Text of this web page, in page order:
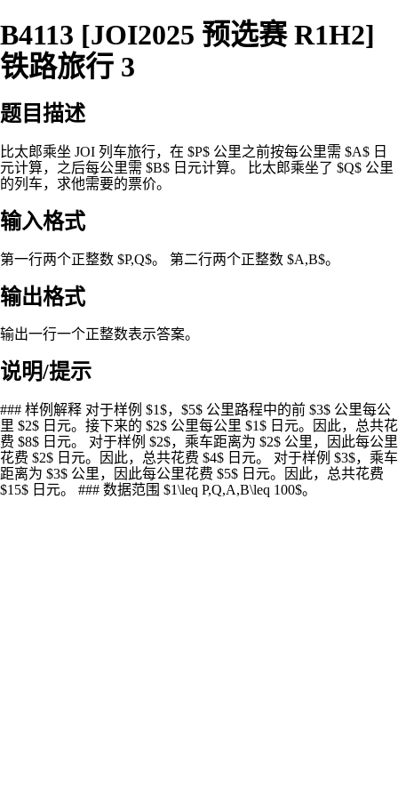
B4113 [JOI2025 预选赛 R1H2]
铁路旅行 3
题目描述
比太郎乘坐 JOI 列车旅行，在 $P$ 公里之前按每公里需 $A$ 日
元计算，之后每公里需 $B$ 日元计算。 比太郎乘坐了 $Q$ 公里
的列车，求他需要的票价。
输入格式
第一行两个正整数 $P,Q$。 第二行两个正整数 $A,B$。
输出格式
输出一行一个正整数表示答案。
说明/提示
### 样例解释 对于样例 $1$，$5$ 公里路程中的前 $3$ 公里每公
里 $2$ 日元。接下来的 $2$ 公里每公里 $1$ 日元。因此，总共花
费 $8$ 日元。 对于样例 $2$，乘车距离为 $2$ 公里，因此每公里
花费 $2$ 日元。因此，总共花费 $4$ 日元。 对于样例 $3$，乘车
距离为 $3$ 公里，因此每公里花费 $5$ 日元。因此，总共花费
$15$ 日元。 ### 数据范围 $1\leq P,Q,A,B\leq 100$。